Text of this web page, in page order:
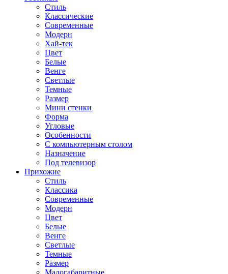
Стиль
Классические
Современные
Модерн
Хай-тек
Цвет
Белые
Венге
Светлые
Темные
Размер
Мини стенки
Форма
Угловые
Особенности
С компьютерным столом
Назначение
Под телевизор
Прихожие
Стиль
Классика
Современные
Модерн
Цвет
Белые
Венге
Светлые
Темные
Размер
Малогабаритные